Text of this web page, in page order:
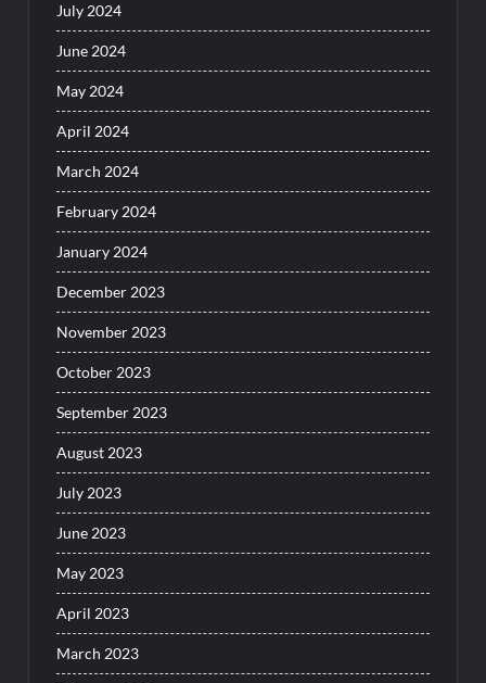
July 2024
June 2024
May 2024
April 2024
March 2024
February 2024
January 2024
December 2023
November 2023
October 2023
September 2023
August 2023
July 2023
June 2023
May 2023
April 2023
March 2023